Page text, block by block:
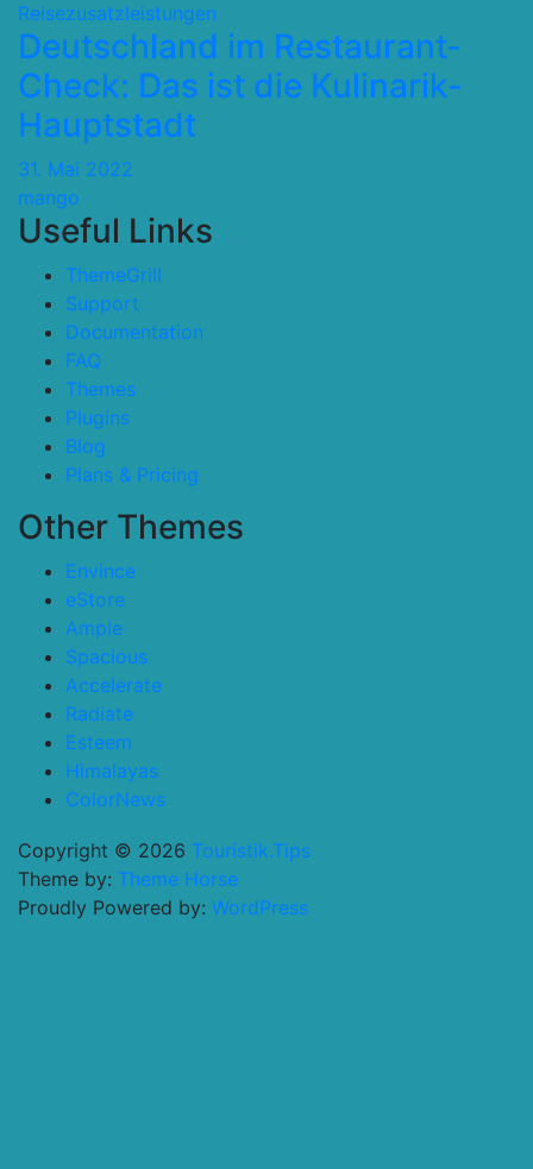
Reisezusatzleistungen
Deutschland im Restaurant-
Check: Das ist die Kulinarik-
Hauptstadt
31. Mai 2022
mango
Useful Links
ThemeGrill
Support
Documentation
FAQ
Themes
Plugins
Blog
Plans & Pricing
Other Themes
Envince
eStore
Ample
Spacious
Accelerate
Radiate
Esteem
Himalayas
ColorNews
Copyright © 2026 Touristik.Tips
Theme by: Theme Horse
Proudly Powered by: WordPress